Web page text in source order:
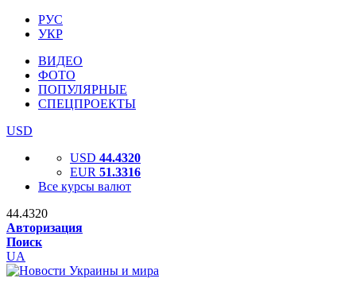
РУС
УКР
ВИДЕО
ФОТО
ПОПУЛЯРНЫЕ
СПЕЦПРОЕКТЫ
USD
USD 44.4320
EUR 51.3316
Все курсы валют
44.4320
Авторизация
Поиск
UA